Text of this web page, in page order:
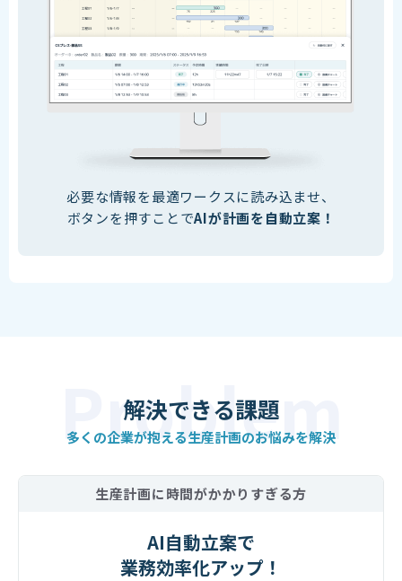
必要な情報を最適ワークスに読み込ませ、
ボタンを押すことでAIが計画を自動立案！
解決できる課題
多くの企業が抱える生産計画のお悩みを解決
生産計画に時間がかかりすぎる方
AI自動立案で
業務効率化アップ！